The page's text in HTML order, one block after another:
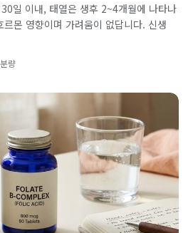
일 이내, 태열은 생후 2~4개월에 나타나
몬 영향이며 가려움이 없답니다. 신생
량